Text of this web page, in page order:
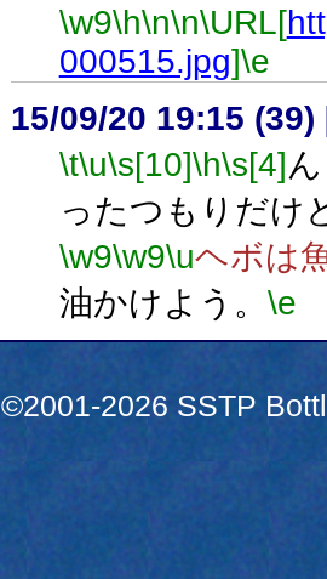
\w9\h\n\n\URL[
000515.jpg]\e
15/09/20 19:15 (39)
\t\u\s[10]\h\s[4]
ったつもりだけ
\w9\w9\uヘボは
油かけよう。 \e
©2001-2026 SSTP